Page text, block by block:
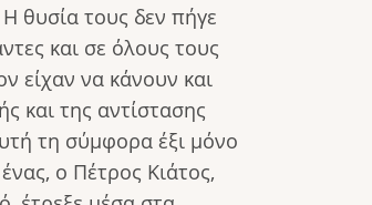
θυσία τους δεν πήγε
και σε όλους τους
είχαν να κάνουν και
και της αντίστασης
τη σύμφορα έξι μόνο
ο Πέτρος Κιάτος,